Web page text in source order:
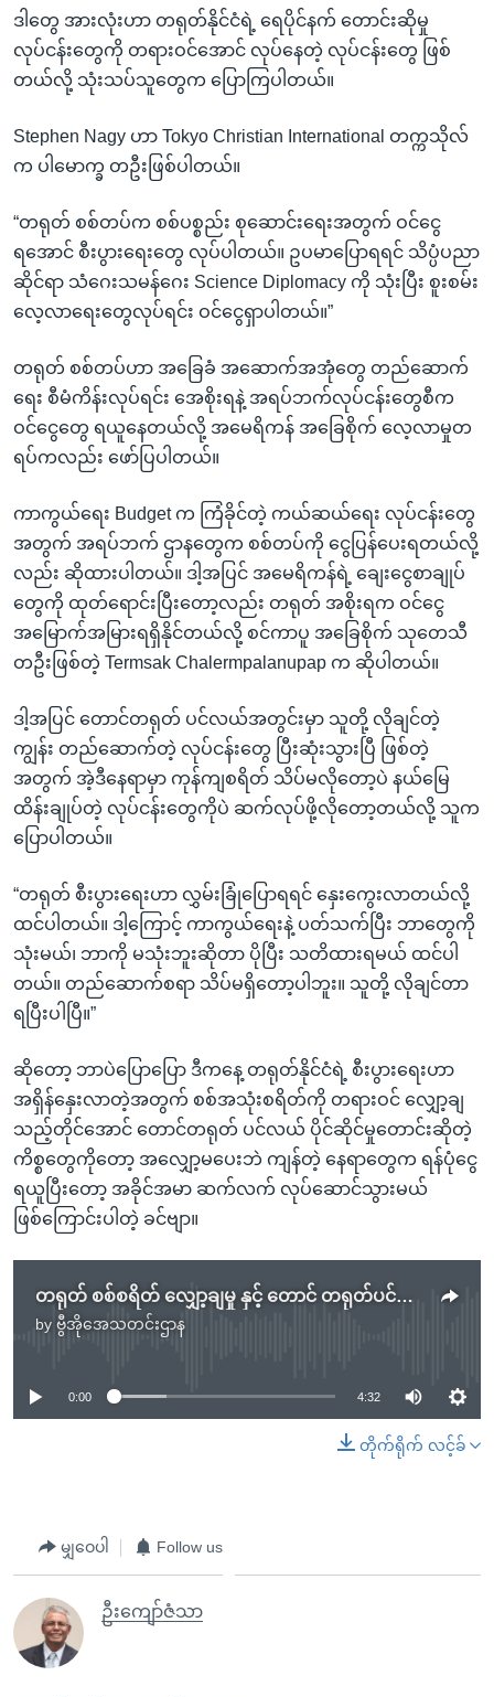
ဒါတွေ အားလုံးဟာ တရုတ်နိုင်ငံရဲ့ ရေပိုင်နက် တောင်းဆိုမှု
လုပ်ငန်းတွေကို တရားဝင်အောင် လုပ်နေတဲ့ လုပ်ငန်းတွေ ဖြစ်
တယ်လို့ သုံးသပ်သူတွေက ပြောကြပါတယ်။
Stephen Nagy ဟာ Tokyo Christian International တက္ကသိုလ်
က ပါမောက္ခ တဦးဖြစ်ပါတယ်။
“တရုတ် စစ်တပ်က စစ်ပစ္စည်း စုဆောင်းရေးအတွက် ဝင်ငွေ
ရအောင် စီးပွားရေးတွေ လုပ်ပါတယ်။ ဥပမာပြောရရင် သိပ္ပံပညာ
ဆိုင်ရာ သံဂေးသမန်ဂေး Science Diplomacy ကို သုံးပြီး စူးစမ်း
လေ့လာရေးတွေလုပ်ရင်း ဝင်ငွေရှာပါတယ်။”
တရုတ် စစ်တပ်ဟာ အခြေခံ အဆောက်အအုံတွေ တည်ဆောက်
ရေး စီမံကိန်းလုပ်ရင်း အေစိုးရနဲ့ အရပ်ဘက်လုပ်ငန်းတွေစီက
ဝင်ငွေတွေ ရယူနေတယ်လို့ အမေရိကန် အခြေစိုက် လေ့လာမှုတ
ရပ်ကလည်း ဖော်ပြပါတယ်။
ကာကွယ်ရေး Budget က ကြံခိုင်တဲ့ ကယ်ဆယ်ရေး လုပ်ငန်းတွေ
အတွက် အရပ်ဘက် ဌာနတွေက စစ်တပ်ကို ငွေပြန်ပေးရတယ်လို့
လည်း ဆိုထားပါတယ်။ ဒါ့အပြင် အမေရိကန်ရဲ့ ချေးငွေစာချုပ်
တွေကို ထုတ်ရောင်းပြီးတော့လည်း တရုတ် အစိုးရက ဝင်ငွေ
အမြောက်အမြားရရှိနိုင်တယ်လို့ စင်ကာပူ အခြေစိုက် သုတေသီ
တဦးဖြစ်တဲ့ Termsak Chalermpalanupap က ဆိုပါတယ်။
ဒါ့အပြင် တောင်တရုတ် ပင်လယ်အတွင်းမှာ သူတို့ လိုချင်တဲ့
ကျွန်း တည်ဆောက်တဲ့ လုပ်ငန်းတွေ ပြီးဆုံးသွားပြီ ဖြစ်တဲ့
အတွက် အဲ့ဒီနေရာမှာ ကုန်ကျစရိတ် သိပ်မလိုတော့ပဲ နယ်မြေ
ထိန်းချုပ်တဲ့ လုပ်ငန်းတွေကိုပဲ ဆက်လုပ်ဖို့လိုတော့တယ်လို့ သူက
ပြောပါတယ်။
“တရုတ် စီးပွားရေးဟာ လွှမ်းခြုံပြောရရင် နှေးကွေးလာတယ်လို့
ထင်ပါတယ်။ ဒါ့ကြောင့် ကာကွယ်ရေးနဲ့ ပတ်သက်ပြီး ဘာတွေကို
သုံးမယ်၊ ဘာကို မသုံးဘူးဆိုတာ ပိုပြီး သတိထားရမယ် ထင်ပါ
တယ်။ တည်ဆောက်စရာ သိပ်မရှိတော့ပါဘူး။ သူတို့ လိုချင်တာ
ရပြီးပါပြီ။”
ဆိုတော့ ဘာပဲပြောပြော ဒီကနေ့ တရုတ်နိုင်ငံရဲ့ စီးပွားရေးဟာ
အရှိန်နှေးလာတဲ့အတွက် စစ်အသုံးစရိတ်ကို တရားဝင် လျှော့ချ
သည့်တိုင်အောင် တောင်တရုတ် ပင်လယ် ပိုင်ဆိုင်မှုတောင်းဆိုတဲ့
ကိစ္စတွေကိုတော့ အလျှော့မပေးဘဲ ကျန်တဲ့ နေရာတွေက ရန်ပုံငွေ
ရယူပြီးတော့ အခိုင်အမာ ဆက်လက် လုပ်ဆောင်သွားမယ်
ဖြစ်ကြောင်းပါတဲ့ ခင်ဗျာ။
တရုတ် စစ်စရိတ် လျှော့ချမှု နှင့် တောင် တရုတ်ပင်လယ် ကြီးစိုးရေး
by ဗွီအိုအေသတင်းဌာန
No media source currently available
0:00 4:32
တိုက်ရိုက် လင့်ခ်
မျှဝေပါ Follow us
ဦးကျော်ဇံသာ